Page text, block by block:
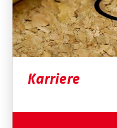
Karriere